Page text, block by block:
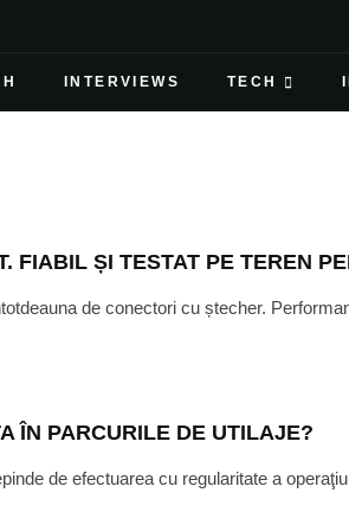
INTERVIEWS TECH
FIABIL ȘI TESTAT PE TEREN
de conectori cu ștecher.
ÎN PARCURILE DE UTILAJE?
de efectuarea cu regularitate a